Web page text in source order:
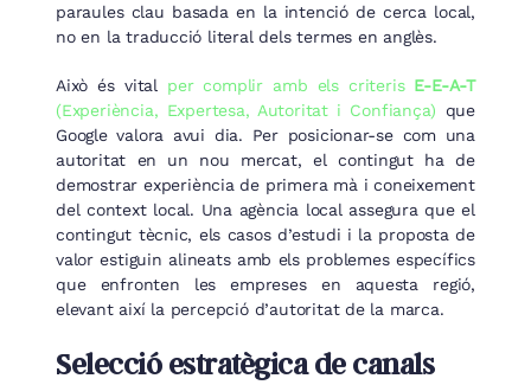
paraules clau basada en la intenció de cerca local,
no en la traducció literal dels termes en anglès.
Això és vital per complir amb els criteris E-E-A-T
(Experiència, Expertesa, Autoritat i Confiança) que
Google valora avui dia. Per posicionar-se com una
autoritat en un nou mercat, el contingut ha de
demostrar experiència de primera mà i coneixement
del context local. Una agència local assegura que el
contingut tècnic, els casos d’estudi i la proposta de
valor estiguin alineats amb els problemes específics
que enfronten les empreses en aquesta regió,
elevant així la percepció d’autoritat de la marca.
Selecció estratègica de canals